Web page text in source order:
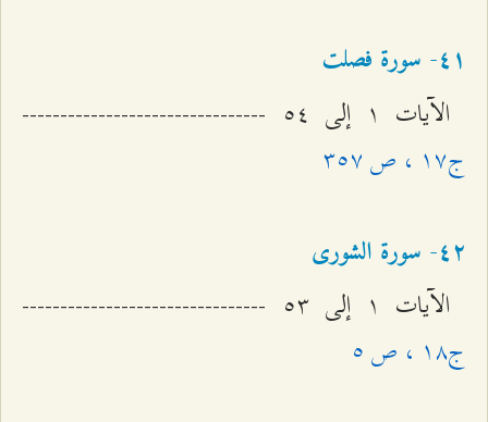
٤۱- سورة فصلت
الآيات ۱ إلى ٥٤ --------------------------------
ج۱۷ ، ص ٣٥۷
٤٢- سورة الشوری
الآيات ۱ إلى ٥٣ --------------------------------
ج۱۸ ، ص ٥